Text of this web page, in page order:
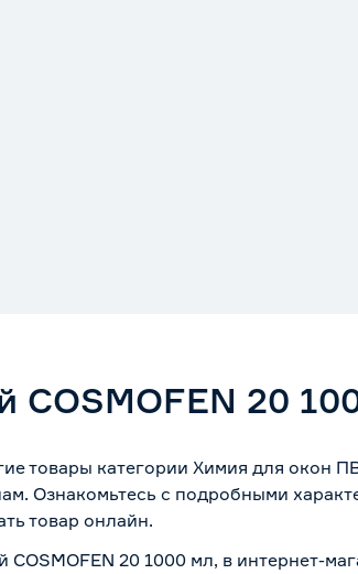
20
товары категории Химия для окон
Ознакомьтесь с подробными
товар онлайн.
20 1000 мл, в интернет-